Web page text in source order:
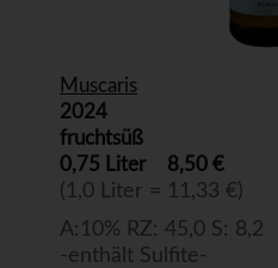
Muscaris
2024
fruchtsüß
0,75 Liter
8,50 €
(1,0 Liter = 11,33 €)
A:10% RZ: 45,0 S: 8,2
-enthält Sulfite-